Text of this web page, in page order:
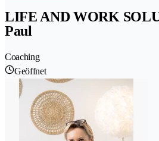
LIFE AND WORK
Paul
Coaching
Geöffnet